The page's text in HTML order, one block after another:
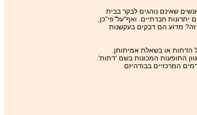
שאינם נוהגים לבקר בבית
חברתיים. ואף־על־פי־כן,
מדוע הם דבקים בעקשנות
הדתות או בשאלת אמיתותן.
התופעות המכונות בשם 'דתות'.
המרכזיים בבודהיזם